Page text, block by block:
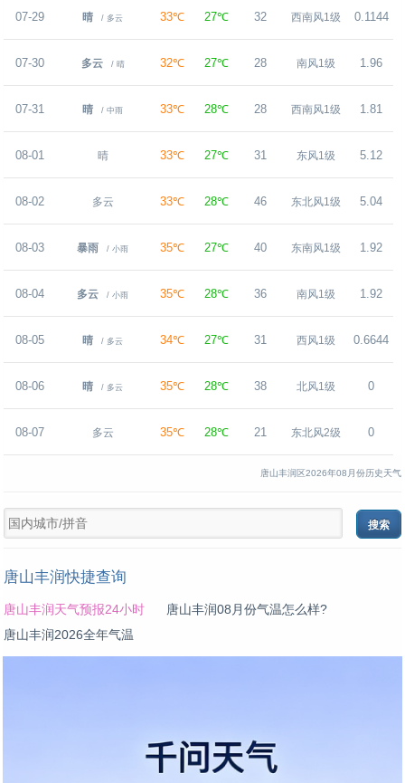
07-29 晴 / 多云 33℃ 27℃ 32 西南风1级 0.1144
07-30 多云 / 晴 32℃ 27℃ 28 南风1级 1.96
07-31 晴 / 中雨 33℃ 28℃ 28 西南风1级 1.81
08-01 晴 33℃ 27℃ 31 东风1级 5.12
08-02 多云 33℃ 28℃ 46 东北风1级 5.04
08-03 暴雨 / 小雨 35℃ 27℃ 40 东南风1级 1.92
08-04 多云 / 小雨 35℃ 28℃ 36 南风1级 1.92
08-05 晴 / 多云 34℃ 27℃ 31 西风1级 0.6644
08-06 晴 / 多云 35℃ 28℃ 38 北风1级 0
08-07 多云 35℃ 28℃ 21 东北风2级 0
唐山丰润区2026年08月份历史天气
唐山丰润快捷查询
唐山丰润天气预报24小时
唐山丰润08月份气温怎么样?
唐山丰润2026全年气温